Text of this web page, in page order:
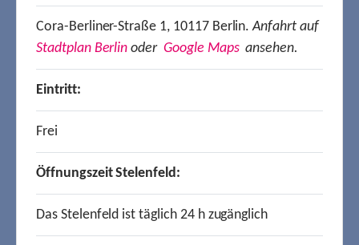
Cora-Berliner-Straße 1, 10117 Berlin.Anfahrt auf
Stadtplan Berlin oder Google Mapsansehen.
Eintritt:
Frei
Öffnungszeit Stelenfeld:
Das Stelenfeld ist täglich 24 h zugänglich